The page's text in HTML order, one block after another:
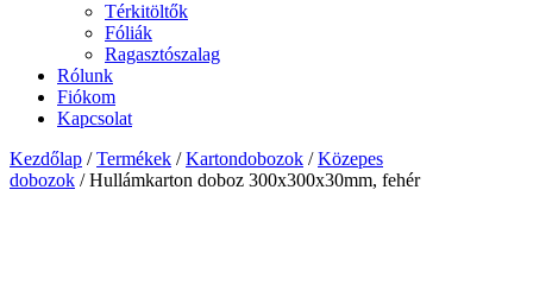
Térkitöltők
Fóliák
Ragasztószalag
Rólunk
Fiókom
Kapcsolat
Kezdőlap /Termékek /Kartondobozok /Közepes
dobozok / Hullámkarton doboz 300x300x30mm, fehér